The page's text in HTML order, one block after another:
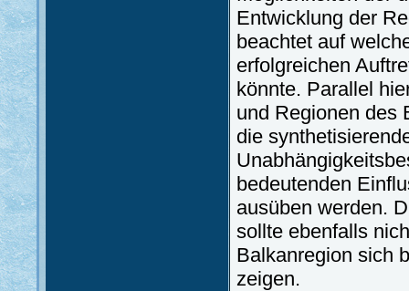
Entwicklung der
beachtet auf
erfolgreichen
könnte. Parallel
und Regionen des
die
bedeutenden
ausüben werden.
sollte ebenfalls
Balkanregion sich
zeigen.